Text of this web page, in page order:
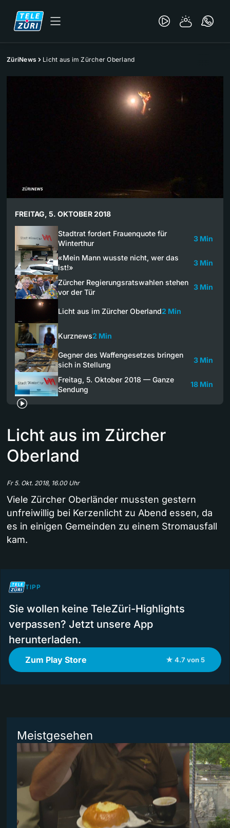
ZüriNews Licht aus im Zürcher Oberland
FREITAG, 5. OKTOBER 2018
Stadtrat fordert Frauenquote für
Winterthur
3 Min
«Mein Mann wusste nicht, wer das
ist!»
3 Min
Zürcher Regierungsratswahlen stehen
vor der Tür
3 Min
Licht aus im Zürcher Oberland2 Min
Kurznews2 Min
Gegner des Waffengesetzes bringen
sich in Stellung
3 Min
Freitag, 5. Oktober 2018 — Ganze
Sendung
18 Min
Licht aus im Zürcher
Oberland
Fr 5. Okt. 2018, 16.00 Uhr
Viele Zürcher Oberländer mussten gestern
unfreiwillig bei Kerzenlicht zu Abend essen, da
es in einigen Gemeinden zu einem Stromausfall
kam.
TIPP
Sie wollen keine TeleZüri-Highlights
verpassen? Jetzt unsere App
herunterladen.
Zum Play Store ★ 4.7 von 5
Meistgesehen